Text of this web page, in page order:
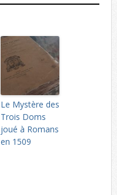
Le Mystère des
Trois Doms
joué à Romans
en 1509